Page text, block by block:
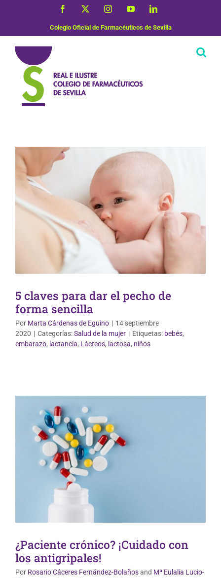
Facebook InstagramYouTubeLinkedIn
Colegio Oficial de Farmacéuticos de Sevilla
Salud de la mujer
5 claves para dar el pecho de
forma sencilla
Por Marta Cárdenas de Eguino | 14 septiembre
2020 | Categorías:Salud de la mujer | Etiquetas: bebés,
embarazo, lactancia, Lácteos, lactosa, niños
Uso correcto de medicamentos
¿Paciente crónico? ¡Cuidado con
los antigripales!
Por Rosario Cáceres Fernández-Bolañosand Mª Eulalia Lucio-